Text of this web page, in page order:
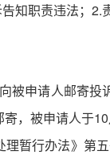
知职责违法；
被申请人邮寄
，被申请人于
暂行办法》第